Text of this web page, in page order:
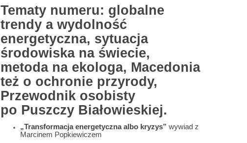
Tematy numeru: globalne
trendy a wydolność
energetyczna, sytuacja
środowiska na świecie,
metoda na ekologa, Macedonia
też o ochronie przyrody,
Przewodnik osobisty
po Puszczy Białowieskiej.
„Transformacja energetyczna albo kryzys” wywiad z
Marcinem Popkiewiczem